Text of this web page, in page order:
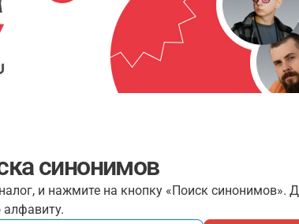
синонимов
и нажмите на кнопку «Поиск синонимов».
алфавиту.